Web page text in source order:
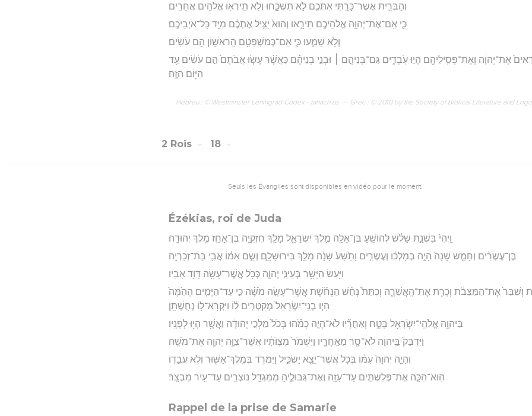
וְהַבְּרִ֛ית אֲשֶׁר־כָּרַ֥תִּי אִתְּכֶ֖ם לֹ֣א תִשְׁכָּ֑חוּ וְלֹ֥א תִֽירְא֖וּ אֱלֹהִ֥ים אֲחֵרִֽים׃
כִּ֛י אִֽם־אֶת־יְהוָ֥ה אֱלֹהֵיכֶ֖ם תִּירָ֑אוּ וְהוּא֙ יַצִּ֣יל אֶתְכֶ֔ם מִיַּ֖ד כָּל־אֹיְבֵיכֶֽם׃
וְלֹ֖א שָׁמֵ֑עוּ כִּ֛י אִֽם־כְּמִשְׁפָּטָ֥ם הָֽרִאשׁ֖וֹן הֵ֥ם עֹשִֽׂים׃
יְרֵאִים֙ אֶת־יְהוָ֔ה וְאֶת־פְּסִֽילֵיהֶ֖ם הָי֣וּ עֹֽבְדִ֑ים גַּם־בְּנֵיהֶ֣ם ׀ וּבְנֵ֣י בְנֵיהֶ֗ם כַּאֲשֶׁ֨ר עָשׂ֤וּ אֲבֹתָם֙ הֵ֣ם עֹשִׂ֔ים עַ֖ד
הַיּ֥וֹם הַזֶּֽה׃
Hébreu : © Westminster Leningrad Codex - tanach.us --- Grec : © 2010 by the Society of Biblical Literature and
2 Rois 18
Seuls les Évangiles sont disponibles en vidéo pour le moment.
Ézékias, roi de Juda
וַֽיְהִי֙ בִּשְׁנַ֣ת שָׁלֹ֔שׁ לְהוֹשֵׁ֥עַ בֶּן־אֵלָ֖ה מֶ֣לֶךְ יִשְׂרָאֵ֑ל מָלַ֛ךְ חִזְקִיָּ֥ה בֶן־אָחָ֖ז מֶ֥לֶךְ יְהוּדָֽה׃
בֶּן־עֶשְׂרִ֨ים וְחָמֵ֤שׁ שָׁנָה֙ הָיָ֣ה בְמָלְכ֔וֹ וְעֶשְׂרִ֤ים וָתֵ֙שַׁע֙ שָׁנָ֔ה מָלַ֖ךְ בִּירוּשָׁלִָ֑ם וְשֵׁ֣ם אִמּ֔וֹ אֲבִ֖י בַּת־זְכַרְיָֽה׃
וַיַּ֥עַשׂ הַיָּשָׁ֖ר בְּעֵינֵ֣י יְהוָ֑ה כְּכֹ֥ל אֲשֶׁר־עָשָׂ֖ה דָּוִ֥ד אָבִֽיו׃
וְשִׁבַּר֙ אֶת־הַמַּצֵּבֹ֔ת וְכָרַ֖ת אֶת־הָֽאֲשֵׁרָ֑ה וְכִתַּת֩ נְחַ֨שׁ הַנְּחֹ֜שֶׁת אֲשֶׁר־עָשָׂ֣ה מֹשֶׁ֗ה כִּ֣י עַד־הַיָּמִ֤ים הָהֵ֙מָּה֙
הָי֤וּ בְנֵֽי־יִשְׂרָאֵל֙ מְקַטְּרִ֣ים ל֔וֹ וַיִּקְרָא־ל֖וֹ נְחֻשְׁתָּֽן׃
בַּיהוָ֥ה אֱלֹהֵֽי־יִשְׂרָאֵ֖ל בָּטָ֑ח וְאַחֲרָ֞יו לֹא־הָיָ֣ה כָמֹ֗הוּ בְּכֹל֙ מַלְכֵ֣י יְהוּדָ֔ה וַאֲשֶׁ֥ר הָי֖וּ לְפָנָֽיו׃
וַיִּדְבַּק֙ בַּֽיהוָ֔ה לֹא־סָ֖ר מֵאַֽחֲרָ֑יו וַיִּשְׁמֹר֙ מִצְוֺתָ֔יו אֲשֶׁר־צִוָּ֥ה יְהוָ֖ה אֶת־מֹשֶֽׁה׃
וְהָיָ֤ה יְהוָה֙ עִמּ֔וֹ בְּכֹ֥ל אֲשֶׁר־יֵצֵ֖א יַשְׂכִּ֑יל וַיִּמְרֹ֥ד בְּמֶֽלֶךְ־אַשּׁ֖וּר וְלֹ֥א עֲבָדֽוֹ׃
הֽוּא־הִכָּ֧ה אֶת־פְּלִשְׁתִּ֛ים עַד־עַזָּ֖ה וְאֶת־גְּבוּלֶ֑יהָ מִמִּגְדַּ֥ל נוֹצְרִ֖ים עַד־עִ֥יר מִבְצָֽר׃
Rappel de la prise de Samarie